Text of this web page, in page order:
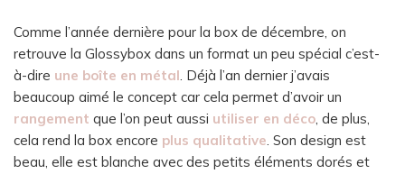
Comme l’année dernière pour la box de décembre, on
retrouve la Glossybox dans un format un peu spécial c’est-
à-dire une boîte en métal. Déjà l’an dernier j’avais
beaucoup aimé le concept car cela permet d’avoir un
rangement que l’on peut aussi utiliser en déco, de plus,
cela rend la box encore plus qualitative. Son design est
beau, elle est blanche avec des petits éléments dorés et